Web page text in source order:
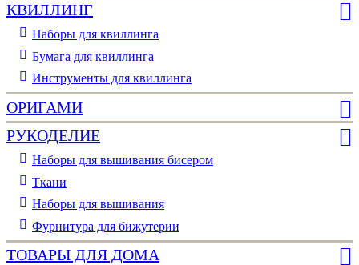
КВИЛЛИНГ
Наборы для квиллинга
Бумага для квиллинга
Инструменты для квиллинга
ОРИГАМИ
РУКОДЕЛИЕ
Наборы для вышивания бисером
Ткани
Наборы для вышивания
Фурнитура для бижутерии
ТОВАРЫ ДЛЯ ДОМА